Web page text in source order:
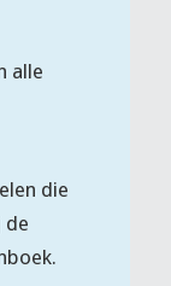
alle
die
de